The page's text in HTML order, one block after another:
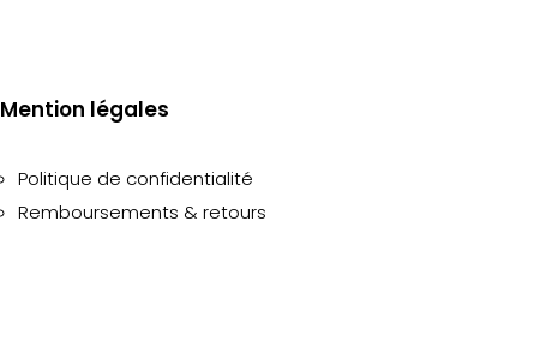
Mention légales
Politique de confidentialité
Remboursements & retours